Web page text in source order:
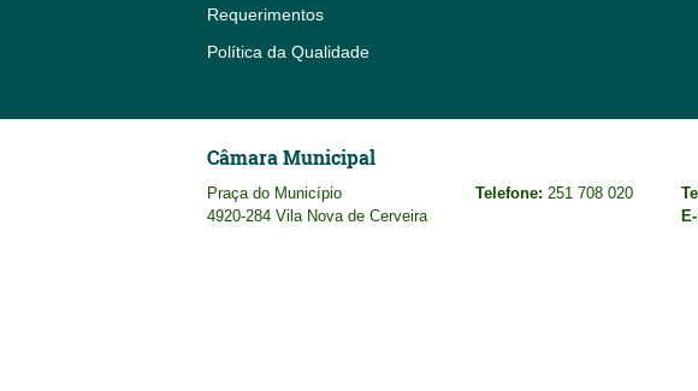
Requerimentos
Política da Qualidade
Câmara Municipal
Praça do Município
4920-284 Vila Nova de Cerveira
Telefone: 251 708 020